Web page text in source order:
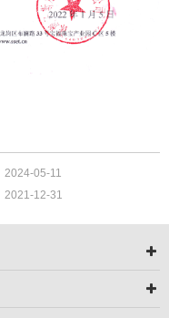
2024-05-11
2021-12-31